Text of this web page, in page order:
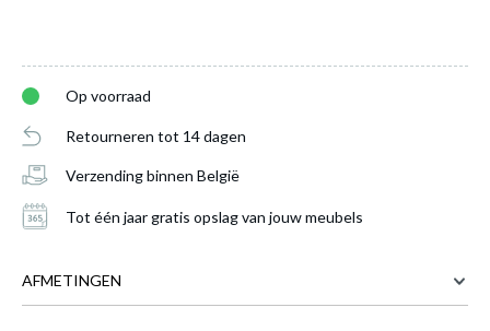
Op voorraad
Retourneren tot 14 dagen
Verzending binnen België
Tot één jaar gratis opslag van jouw meubels
AFMETINGEN
toegevoegd aan je winkelmandje